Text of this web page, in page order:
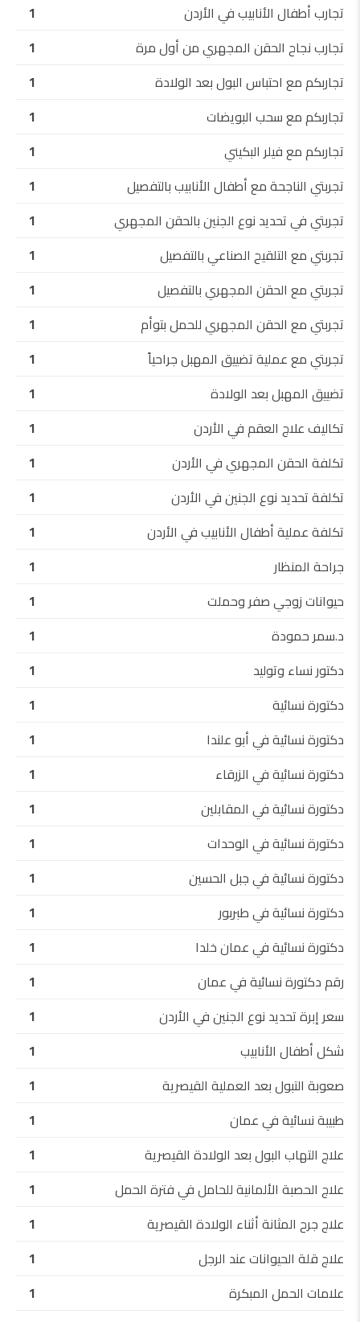
تجارب أطفال الأنابيب في الأردن
1
تجارب نجاح الحقن المجهري من أول مرة
1
تجاربكم مع احتباس البول بعد الولادة
1
تجاربكم مع سحب البويضات
1
تجاربكم مع فيلر البكيني
1
تجربتي الناجحة مع أطفال الأنابيب بالتفصيل
1
تجربتي في تحديد نوع الجنين بالحقن المجهري
1
تجربتي مع التلقيح الصناعي بالتفصيل
1
تجربتي مع الحقن المجهري بالتفصيل
1
تجربتي مع الحقن المجهري للحمل بتوأم
1
تجربتي مع عملية تضييق المهبل جراحياً
1
تضييق المهبل بعد الولادة
1
تكاليف علاج العقم في الأردن
1
تكلفة الحقن المجهري في الأردن
1
تكلفة تحديد نوع الجنين في الأردن
1
تكلفة عملية أطفال الأنابيب في الأردن
1
جراحة المنظار
1
حيوانات زوجي صفر وحملت
1
د.سمر حمودة
1
دكتور نساء وتوليد
1
دكتورة نسائية
1
دكتورة نسائية في أبو علندا
1
دكتورة نسائية في الزرقاء
1
دكتورة نسائية في المقابلين
1
دكتورة نسائية في الوحدات
1
دكتورة نسائية في جبل الحسين
1
دكتورة نسائية في طبربور
1
دكتورة نسائية في عمان خلدا
1
رقم دكتورة نسائية في عمان
1
سعر إبرة تحديد نوع الجنين في الأردن
1
شكل أطفال الأنابيب
1
صعوبة التبول بعد العملية القيصرية
1
طبيبة نسائية في عمان
1
علاج التهاب البول بعد الولادة القيصرية
1
علاج الحصبة الألمانية للحامل في فترة الحمل
1
علاج جرح المثانة أثناء الولادة القيصرية
1
علاج قلة الحيوانات عند الرجل
1
علامات الحمل المبكرة
1